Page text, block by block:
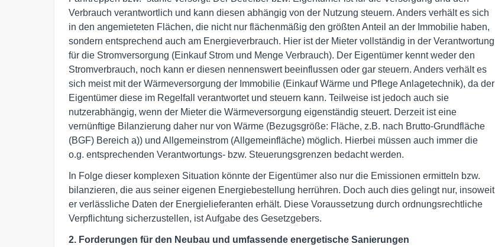
Verbrauch verantwortlich und kann diesen abhängig von der Nutzung steuern. Anders verhält es sich
in den angemieteten Flächen, die nicht nur flächenmäßig den größten Anteil an der Immobilie haben,
sondern entsprechend auch am Energieverbrauch. Hier ist der Mieter vollständig in der Verantwortung
für die Stromversorgung (Einkauf Strom und Menge Verbrauch). Der Eigentümer kennt weder den
Stromverbrauch, noch kann er diesen nennenswert beeinflussen oder gar steuern. Anders verhält es
sich meist mit der Wärmeversorgung der Immobilie (Einkauf Wärme und Pflege Anlagetechnik), da der
Eigentümer diese im Regelfall verantwortet und steuern kann. Teilweise ist jedoch auch sie
nutzerabhängig, wenn der Mieter die Wärmeversorgung eigenständig steuert. Derzeit ist eine
vernünftige Bilanzierung daher nur von Wärme (Bezugsgröße: Fläche, z.B. nach Brutto-Grundfläche
(BGF) Bereich a)) und Allgemeinstrom (Allgemeinfläche) möglich. Hierbei müssen auch immer die
o.g. entsprechenden Verantwortungs- bzw. Steuerungsgrenzen bedacht werden.
In Folge dieser komplexen Situation könnte der Eigentümer also nur die Emissionen ermitteln bzw.
bilanzieren, die aus seiner eigenen Energiebestellung herrühren. Doch auch dies gelingt nur, insoweit
er verlässliche Daten der Energielieferanten erhält. Diese Voraussetzung durch ordnungsrechtliche
Verpflichtung sicherzustellen, ist Aufgabe des Gesetzgebers.
2. Forderungen für den Neubau und umfassende energetische Sanierungen